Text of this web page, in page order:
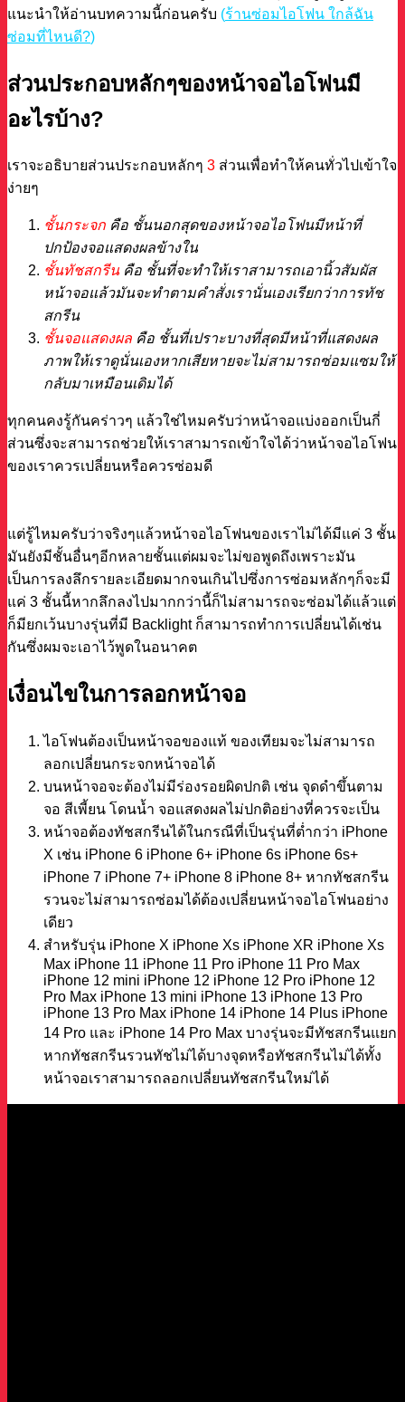
แนะนำให้อ่านบทความนี้ก่อนครับ (ร้านซ่อมไอโฟน ใกล้ฉัน
ซ่อมที่ไหนดี?)
ส่วนประกอบหลักๆของหน้าจอไอโฟนมี
อะไรบ้าง?
เราจะอธิบายส่วนประกอบหลักๆ 3 ส่วนเพื่อทำให้คนทั่วไปเข้าใจ
ง่ายๆ
ชั้นกระจก คือ ชั้นนอกสุดของหน้าจอไอโฟนมีหน้าที่
ปกป้องจอแสดงผลข้างใน
ชั้นทัชสกรีน คือ ชั้นที่จะทำให้เราสามารถเอานิ้วสัมผัส
หน้าจอแล้วมันจะทำตามคำสั่งเรานั่นเองเรียกว่าการทัช
สกรีน
ชั้นจอแสดงผล คือ ชั้นที่เปราะบางที่สุดมีหน้าที่แสดงผล
ภาพให้เราดูนั่นเองหากเสียหายจะไม่สามารถซ่อมแซมให้
กลับมาเหมือนเดิมได้
ทุกคนคงรู้กันคร่าวๆ แล้วใช่ไหมครับว่าหน้าจอแบ่งออกเป็นกี่
ส่วนซึ่งจะสามารถช่วยให้เราสามารถเข้าใจได้ว่าหน้าจอไอโฟน
ของเราควรเปลี่ยนหรือควรซ่อมดี
แต่รู้ไหมครับว่าจริงๆแล้วหน้าจอไอโฟนของเราไม่ได้มีแค่ 3 ชั้น
มันยังมีชั้นอื่นๆอีกหลายชั้นแต่ผมจะไม่ขอพูดถึงเพราะมัน
เป็นการลงลึกรายละเอียดมากจนเกินไปซึ่งการซ่อมหลักๆก็จะมี
แค่ 3 ชั้นนี้หากลึกลงไปมากกว่านี้ก็ไม่สามารถจะซ่อมได้แล้วแต่
ก็มียกเว้นบางรุ่นที่มี Backlight ก็สามารถทำการเปลี่ยนได้เช่น
กันซึ่งผมจะเอาไว้พูดในอนาคต
เงื่อนไขในการลอกหน้าจอ
ไอโฟนต้องเป็นหน้าจอของแท้ ของเทียมจะไม่สามารถ
ลอกเปลี่ยนกระจกหน้าจอได้
บนหน้าจอจะต้องไม่มีร่องรอยผิดปกติ เช่น จุดดำขึ้นตาม
จอ สีเพี้ยน โดนน้ำ จอแสดงผลไม่ปกติอย่างที่ควรจะเป็น
หน้าจอต้องทัชสกรีนได้ในกรณีที่เป็นรุ่นที่ต่ำกว่า iPhone
X เช่น iPhone 6 iPhone 6+ iPhone 6s iPhone 6s+
iPhone 7 iPhone 7+ iPhone 8 iPhone 8+ หากทัชสกรีน
รวนจะไม่สามารถซ่อมได้ต้องเปลี่ยนหน้าจอไอโฟนอย่าง
เดียว
สำหรับรุ่น iPhone X iPhone Xs iPhone XR iPhone Xs
Max iPhone 11 iPhone 11 Pro iPhone 11 Pro Max
iPhone 12 mini iPhone 12 iPhone 12 Pro iPhone 12
Pro Max iPhone 13 mini iPhone 13 iPhone 13 Pro
iPhone 13 Pro Max iPhone 14 iPhone 14 Plus iPhone
14 Pro และ iPhone 14 Pro Max บางรุ่นจะมีทัชสกรีนแยก
หากทัชสกรีนรวนทัชไม่ได้บางจุดหรือทัชสกรีนไม่ได้ทั้ง
หน้าจอเราสามารถลอกเปลี่ยนทัชสกรีนใหม่ได้